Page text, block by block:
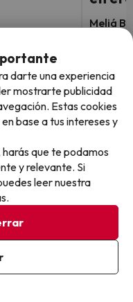
antes
4 noches desde
262€/pers.
Meliá
Viajes Para Ti S.L.U.
viajes a la nieve en
de hoteles con más
disponibles para
darte una experiencia
mostrarte publicidad
Estas cookies
base a tus intereses y
que te podamos
y relevante. Si
leer nuestra